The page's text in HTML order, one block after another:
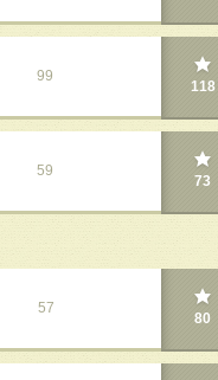
99
118
59
73
57
80